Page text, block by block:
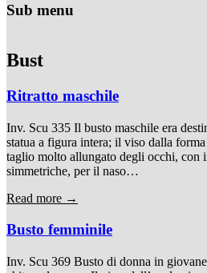
Sub menu
Bust
Ritratto maschile
Inv. Scu 335 Il busto maschile era
statua a figura intera; il viso dalla
taglio molto allungato degli occhi, con
simmetriche, per il naso…
Read more →
Busto femminile
Inv. Scu 369 Busto di donna in